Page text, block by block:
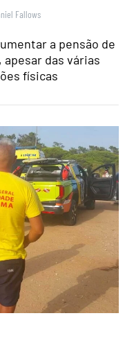
Fallows
a pensão de
das várias
físicas